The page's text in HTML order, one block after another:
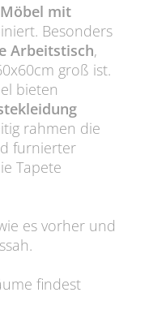
mit
Besonders
Arbeitstisch,
groß ist.
bieten
rahmen die
furnierter
Tapete
es vorher und
findest